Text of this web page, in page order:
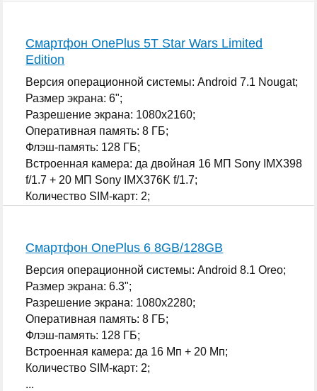
Смартфон OnePlus 5T Star Wars Limited
Edition
Версия операционной системы: Android 7.1 Nougat;
Размер экрана: 6";
Разрешение экрана: 1080x2160;
Оперативная память: 8 ГБ;
Флэш-память: 128 ГБ;
Встроенная камера: да двойная 16 МП Sony IMX398
f/1.7 + 20 МП Sony IMX376K f/1.7;
Количество SIM-карт: 2;
Смартфон OnePlus 6 8GB/128GB
Версия операционной системы: Android 8.1 Oreo;
Размер экрана: 6.3";
Разрешение экрана: 1080x2280;
Оперативная память: 8 ГБ;
Флэш-память: 128 ГБ;
Встроенная камера: да 16 Мп + 20 Мп;
Количество SIM-карт: 2;
...